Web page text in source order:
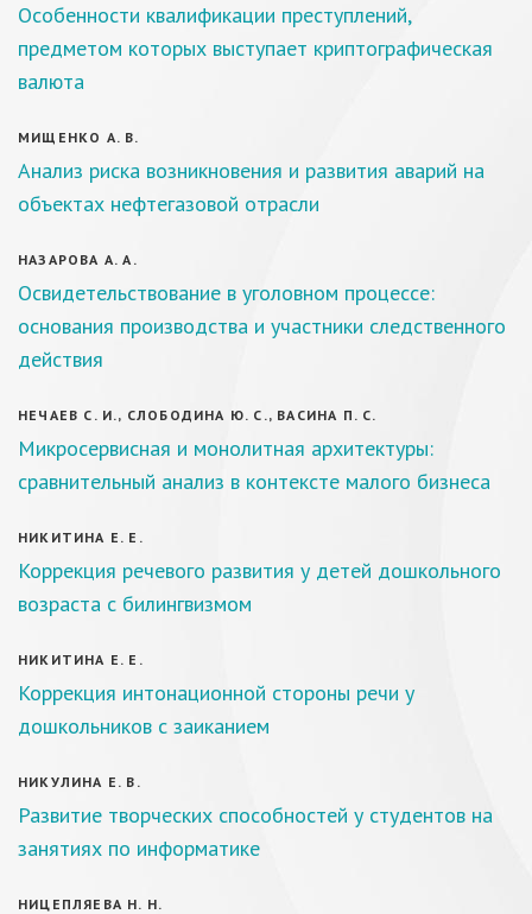
Особенности квалификации преступлений,
предметом которых выступает криптографическая
валюта
МИЩЕНКО А. В.
Анализ риска возникновения и развития аварий на
объектах нефтегазовой отрасли
НАЗАРОВА А. А.
Освидетельствование в уголовном процессе:
основания производства и участники следственного
действия
НЕЧАЕВ С. И., СЛОБОДИНА Ю. С., ВАСИНА П. С.
Микросервисная и монолитная архитектуры:
сравнительный анализ в контексте малого бизнеса
НИКИТИНА Е. Е.
Коррекция речевого развития у детей дошкольного
возраста с билингвизмом
НИКИТИНА Е. Е.
Коррекция интонационной стороны речи у
дошкольников с заиканием
НИКУЛИНА Е. В.
Развитие творческих способностей у студентов на
занятиях по информатике
НИЦЕПЛЯЕВА Н. Н.